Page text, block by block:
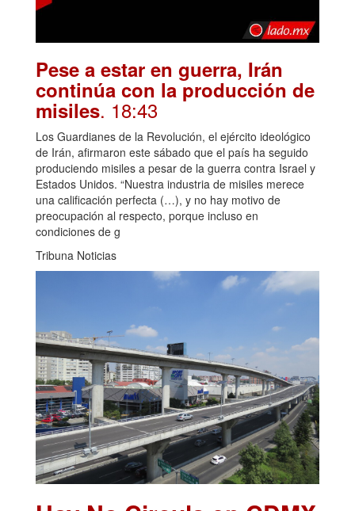
Pese a estar en guerra, Irán
continúa con la producción de
misiles. 18:43
Los Guardianes de la Revolución, el ejército ideológico
de Irán, afirmaron este sábado que el país ha seguido
produciendo misiles a pesar de la guerra contra Israel y
Estados Unidos. “Nuestra industria de misiles merece
una calificación perfecta (…), y no hay motivo de
preocupación al respecto, porque incluso en
condiciones de g
Tribuna Noticias